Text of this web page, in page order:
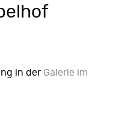
in der Galerie im